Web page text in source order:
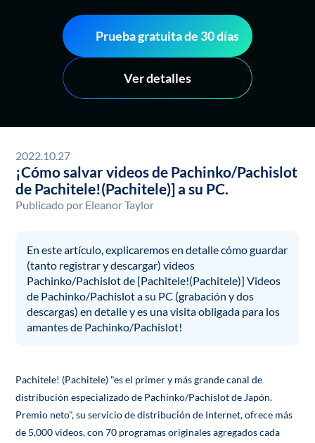
Prueba gratuita de 30 días
Ver detalles
2022.10.27
¡Cómo salvar videos de Pachinko/Pachislot
de Pachitele!(Pachitele)] a su PC.
Publicado por Eleanor Taylor
En este artículo, explicaremos en detalle cómo guardar
(tanto registrar y descargar) videos
Pachinko/Pachislot de [Pachitele!(Pachitele)] Videos
de Pachinko/Pachislot a su PC (grabación y dos
descargas) en detalle y es una visita obligada para los
amantes de Pachinko/Pachislot!
Pachitele! (Pachitele) "es el primer y más grande canal de
distribución especializado de Pachinko/Pachislot de Japón.
Premio neto", su servicio de distribución de Internet, ofrece más
de 5,000 videos, con 70 programas originales agregados cada